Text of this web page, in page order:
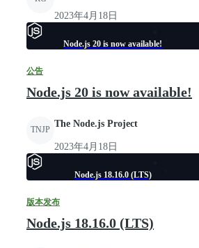
2023年4月18日
Node.js 20 is now available!
公告
Node.js 20 is now available!
TNJP
The Node.js Project
2023年4月18日
Node.js 18.16.0 (LTS)
版本发布
Node.js 18.16.0 (LTS)